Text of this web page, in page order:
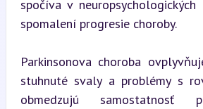
spočíva v
spomalení progresie choroby.
Parkinsonova choroba
stuhnuté svaly a problémy s
obmedzujú samostatnosť